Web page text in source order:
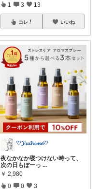
1 3 13
コレ いいね
♡𝓨𝓾𝓲𝓱𝓲𝓶𝓮♡
夜なかなか寝つけない時って、
次の日もぼーっ ...
￥ 2,980
0 0 3